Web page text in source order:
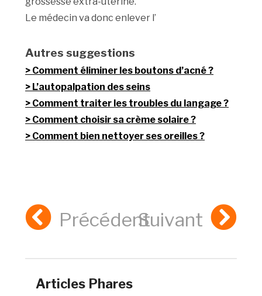
Le médecin va donc enlever l’
Autres suggestions
Comment éliminer les boutons d’acné ?
L’autopalpation des seins
Comment traiter les troubles du langage ?
Comment choisir sa crème solaire ?
Comment bien nettoyer ses oreilles ?
PrécédentSuivant
Articles Phares